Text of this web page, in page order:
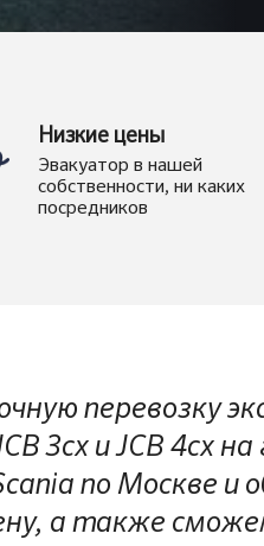
Низкие цены
Эвакуатор в нашей
собственности, ни каких
посредников
перевозку
3cx и JCB 4cx
по Москве и
а также